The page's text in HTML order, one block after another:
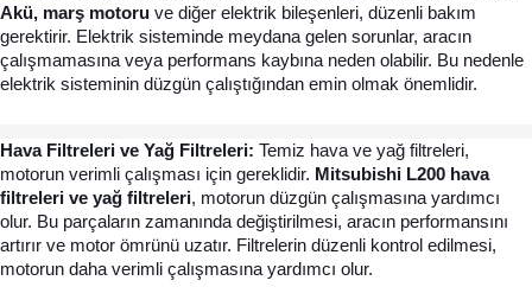
Akü, marş motoru ve diğer elektrik bileşenleri, düzenli bakım
gerektirir. Elektrik sisteminde meydana gelen sorunlar, aracın
çalışmamasına veya performans kaybına neden olabilir. Bu nedenle
elektrik sisteminin düzgün çalıştığından emin olmak önemlidir.
Hava Filtreleri ve Yağ Filtreleri: Temiz hava ve yağ filtreleri,
motorun verimli çalışması için gereklidir. Mitsubishi L200 hava
filtreleri ve yağ filtreleri, motorun düzgün çalışmasına yardımcı
olur. Bu parçaların zamanında değiştirilmesi, aracın performansını
artırır ve motor ömrünü uzatır. Filtrelerin düzenli kontrol edilmesi,
motorun daha verimli çalışmasına yardımcı olur.